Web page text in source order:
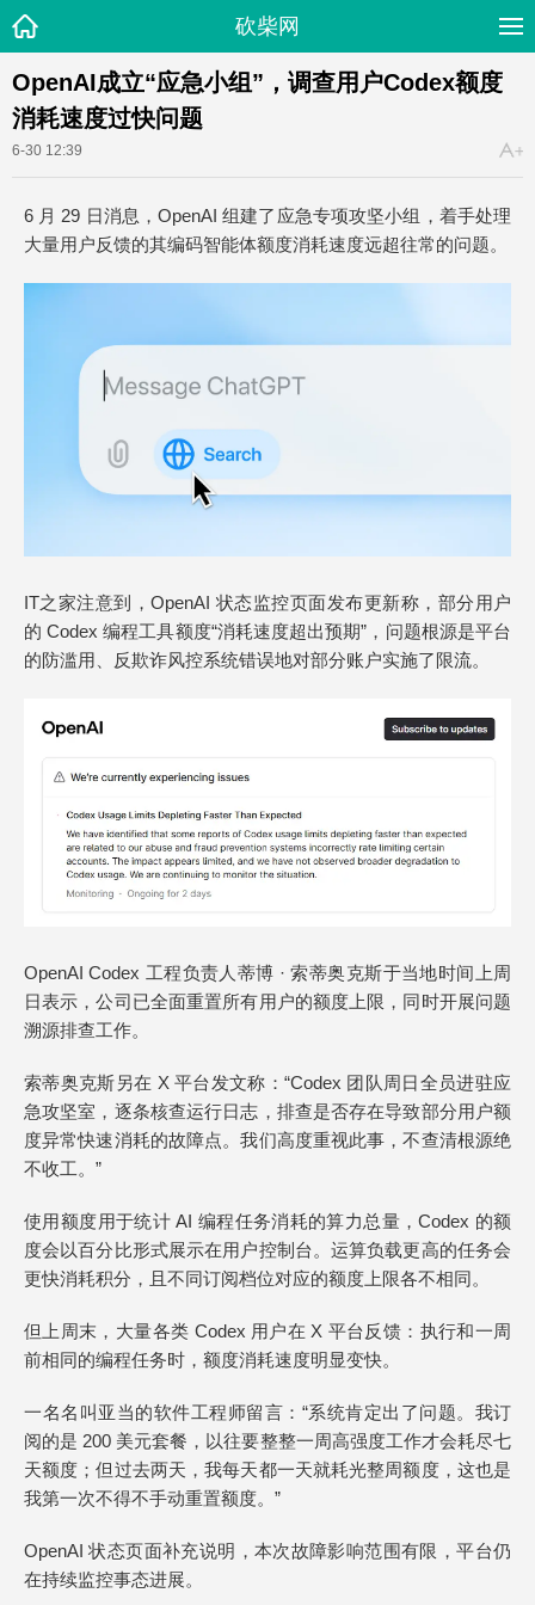
砍柴网
OpenAI成立“应急小组”，调查用户Codex额度
消耗速度过快问题
6-30 12:39
6 月 29 日消息，OpenAI 组建了应急专项攻坚小组，着手处理
大量用户反馈的其编码智能体额度消耗速度远超往常的问题。
IT之家注意到，OpenAI 状态监控页面发布更新称，部分用户
的 Codex 编程工具额度“消耗速度超出预期”，问题根源是平台
的防滥用、反欺诈风控系统错误地对部分账户实施了限流。
OpenAI Codex 工程负责人蒂博 · 索蒂奥克斯于当地时间上周
日表示，公司已全面重置所有用户的额度上限，同时开展问题
溯源排查工作。
索蒂奥克斯另在 X 平台发文称：“Codex 团队周日全员进驻应
急攻坚室，逐条核查运行日志，排查是否存在导致部分用户额
度异常快速消耗的故障点。我们高度重视此事，不查清根源绝
不收工。”
使用额度用于统计 AI 编程任务消耗的算力总量，Codex 的额
度会以百分比形式展示在用户控制台。运算负载更高的任务会
更快消耗积分，且不同订阅档位对应的额度上限各不相同。
但上周末，大量各类 Codex 用户在 X 平台反馈：执行和一周
前相同的编程任务时，额度消耗速度明显变快。
一名名叫亚当的软件工程师留言：“系统肯定出了问题。我订
阅的是 200 美元套餐，以往要整整一周高强度工作才会耗尽七
天额度；但过去两天，我每天都一天就耗光整周额度，这也是
我第一次不得不手动重置额度。”
OpenAI 状态页面补充说明，本次故障影响范围有限，平台仍
在持续监控事态进展。